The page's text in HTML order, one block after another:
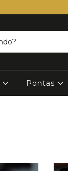
Pontas